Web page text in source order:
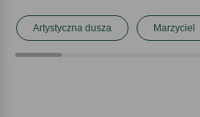
Artystyczna dusza Marzyciel